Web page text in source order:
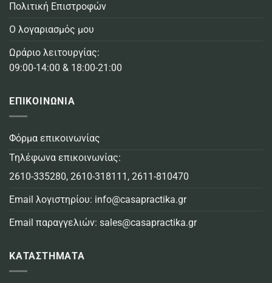
Πολιτική Επιστροφών
Ο λογαριασμός μου
Ωράριο λειτουργίας:
09:00-14:00 & 18:00-21:00
ΕΠΙΚΟΙΝΩΝΙΑ
Φόρμα επικοινωνίας
Τηλέφωνα επικοινωνίας:
2610-335280, 2610-318111 , 2611-810470
Email λογιστηρίου: info@casapractika.gr
Email παραγγελιών: sales@casapractika.gr
ΚΑΤΑΣΤΗΜΑΤΑ